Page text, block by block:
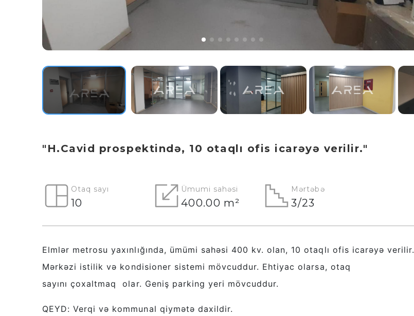
"H.Cavid prospektində, 10 otaqlı ofis icarəyə verilir."
Otaq sayı
10
Ümumi sahəsi
400.00 m²
Mərtəbə
3/23
Elmlər metrosu yaxınlığında, ümümi sahəsi 400 kv. olan, 10 otaqlı ofis icarəyə verilir.
Mərkəzi istilik və kondisioner sistemi mövcuddur. Ehtiyac olarsa, otaq
sayınıçoxaltmaq olar. Geniş parking yeri mövcuddur.
QEYD: Verqi və kommunal qiymətə daxildir.